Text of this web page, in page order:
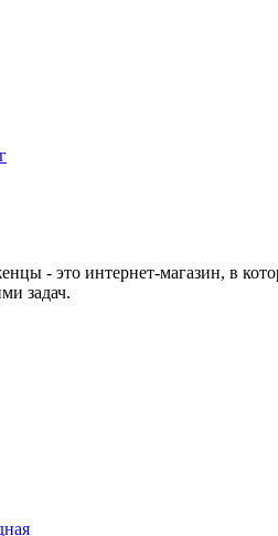
- это интернет-магазин, в
задач.